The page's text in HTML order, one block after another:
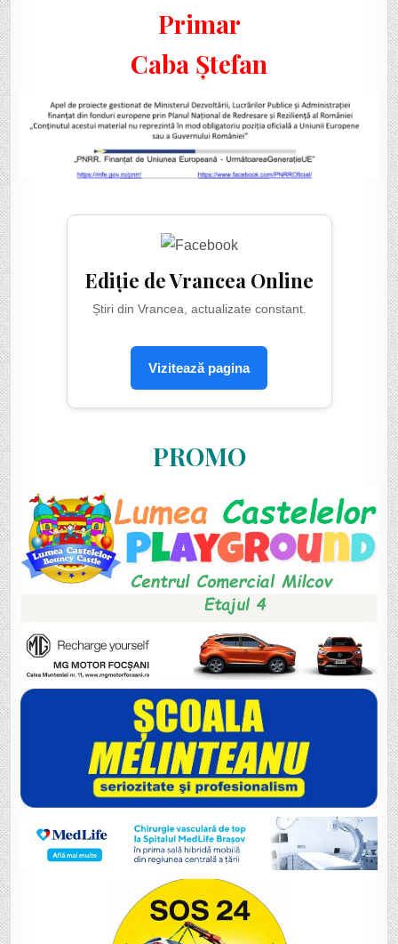
Primar
Caba Ștefan
Ediție de Vrancea Online
Știri din Vrancea, actualizate constant.
Vizitează pagina
PROMO